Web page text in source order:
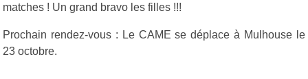
matches ! Un grand bravo les filles !!!
Prochain rendez-vous : Le CAME se déplace à Mulhouse le
23 octobre.